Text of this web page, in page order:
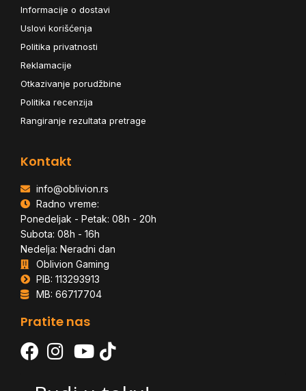
Informacije o dostavi
Uslovi korišćenja
Politika privatnosti
Reklamacije
Otkazivanje porudžbine
Politika recenzija
Rangiranje rezultata pretrage
Kontakt
info@oblivion.rs
Radno vreme:
Ponedeljak - Petak: 08h - 20h
Subota: 08h - 16h
Nedelja: Neradni dan
Oblivion Gaming
PIB: 113293913
MB: 66717704
Pratite nas